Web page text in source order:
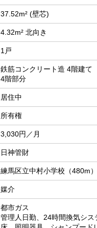
37.52m² (壁芯)
4.32m² 北向き
1戸
鉄筋コンクリート造 4階建て
4階部分
居住中
所有権
3,030円／月
日神管財
練馬区立中村小学校（480m）
媒介
都市ガス
管理人日勤、24時間換気シ